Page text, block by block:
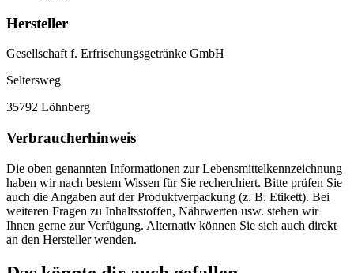
Hersteller
Gesellschaft f. Erfrischungsgetränke GmbH
Seltersweg
35792 Löhnberg
Verbraucherhinweis
Die oben genannten Informationen zur Lebensmittelkennzeichnung
haben wir nach bestem Wissen für Sie recherchiert. Bitte prüfen Sie
auch die Angaben auf der Produktverpackung (z. B. Etikett). Bei
weiteren Fragen zu Inhaltsstoffen, Nährwerten usw. stehen wir
Ihnen gerne zur Verfügung. Alternativ können Sie sich auch direkt
an den Hersteller wenden.